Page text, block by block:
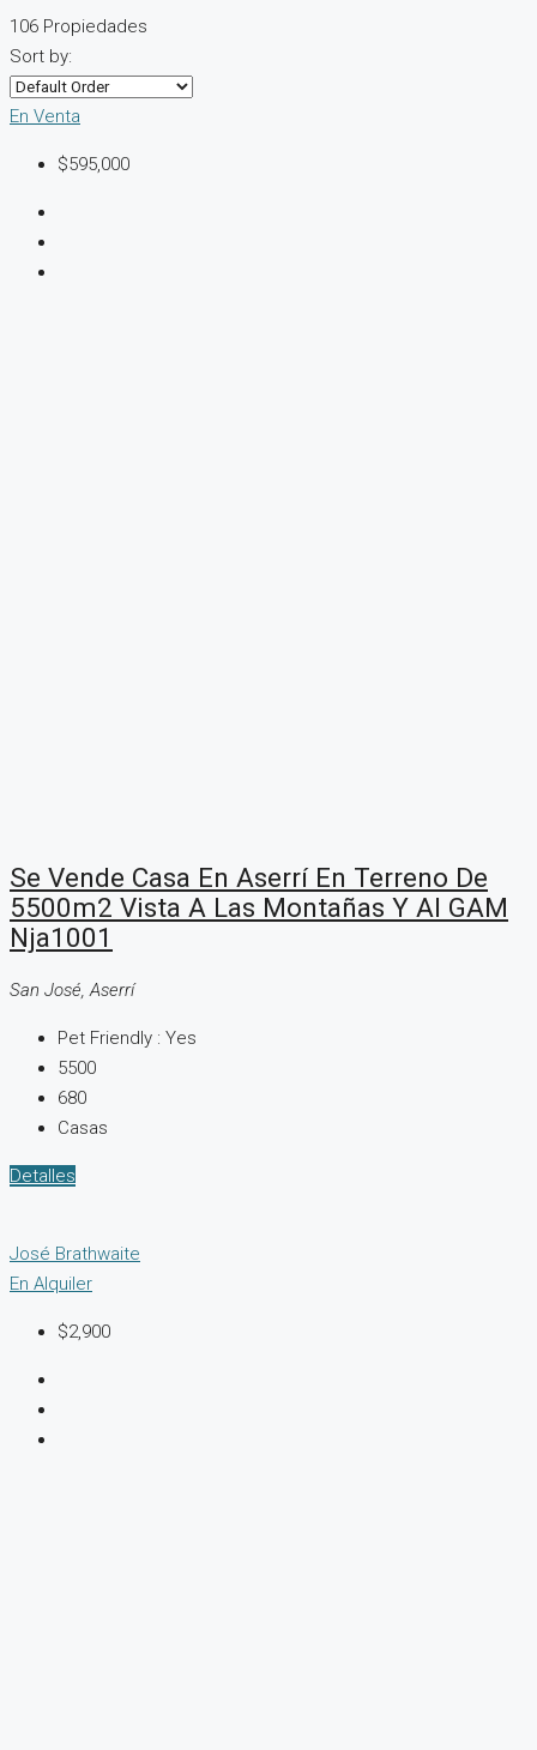
106 Propiedades
Sort by:
En Venta
$595,000
Se Vende Casa En Aserrí En Terreno De
5500m2 Vista A Las Montañas Y Al GAM
Nja1001
San José, Aserrí
Pet Friendly : Yes
5500
680
Casas
Detalles
José Brathwaite
En Alquiler
$2,900